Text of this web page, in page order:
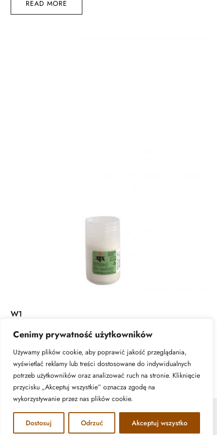
Cenimy prywatność użytkowników
Używamy plików cookie, aby poprawić jakość przeglądania,
wyświetlać reklamy lub treści dostosowane do indywidualnych
potrzeb użytkowników oraz analizować ruch na stronie. Kliknięcie
przycisku „Akceptuj wszystkie” oznacza zgodę na
wykorzystywanie przez nas plików cookie.
Dostosuj Odrzuć Akceptuj wszystko
READ MORE
W1
READ MORE
© ATA Znicze - 2026 | All rights reserved. Realizacja:
www.woh.group